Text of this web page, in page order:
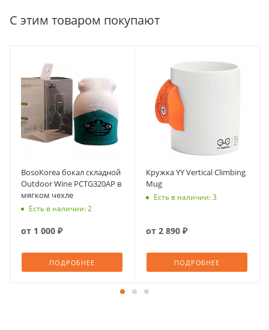
С этим товаром покупают
BosoKorea бокал складной
Outdoor Wine PCTG320AP в
мягком чехле
Есть в наличии: 2
от 1 000 ₽
ПОДРОБНЕЕ
Кружка YY Vertical Climbing
Mug
Есть в наличии: 3
от 2 890 ₽
ПОДРОБНЕЕ